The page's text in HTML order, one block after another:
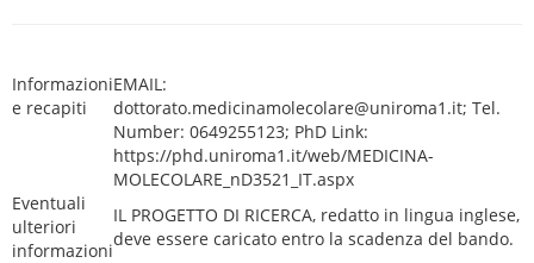
Informazioni
e recapiti
EMAIL:
dottorato.medicinamolecolare@uniroma1.it; Tel.
Number: 0649255123; PhD Link:
https://phd.uniroma1.it/web/MEDICINA-
MOLECOLARE_nD3521_IT.aspx
Eventuali
ulteriori
informazioni
IL PROGETTO DI RICERCA, redatto in lingua inglese,
deve essere caricato entro la scadenza del bando.